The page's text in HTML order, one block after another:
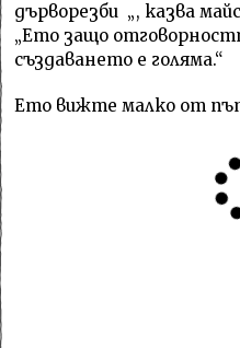
дърворезби „, казва
„Ето защо
създаването е голяма.“
Ето вижте малко от